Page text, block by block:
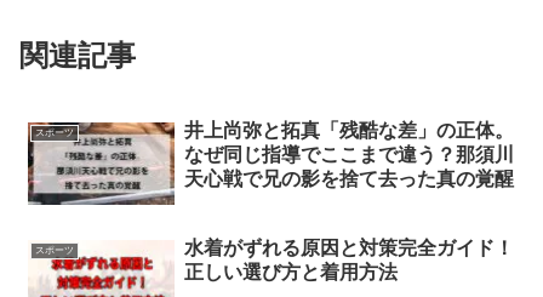
関連記事
スポーツ
井上尚弥と拓真「残酷な差」の正体。
なぜ同じ指導でここまで違う？那須川
天心戦で兄の影を捨て去った真の覚醒
スポーツ
水着がずれる原因と対策完全ガイド！
正しい選び方と着用方法